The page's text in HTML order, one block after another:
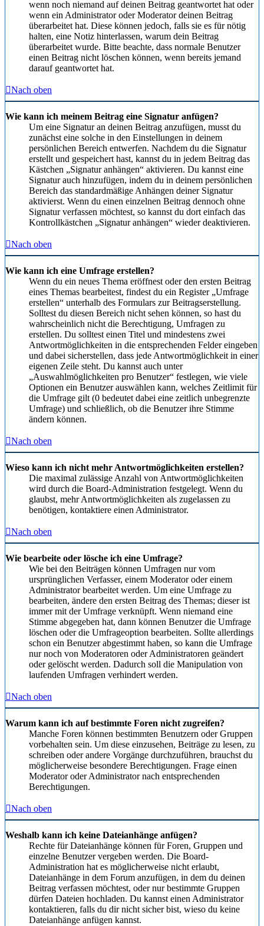
wenn noch niemand auf deinen Beitrag geantwortet hat oder
wenn ein Administrator oder Moderator deinen Beitrag
überarbeitet hat. Diese können jedoch, falls sie es für nötig
halten, eine Notiz hinterlassen, warum dein Beitrag
überarbeitet wurde. Bitte beachte, dass normale Benutzer
einen Beitrag nicht löschen können, wenn bereits jemand
darauf geantwortet hat.
Nach oben
Wie kann ich meinem Beitrag eine Signatur anfügen?
Um eine Signatur an deinen Beitrag anzufügen, musst du
zunächst eine solche in den Einstellungen in deinem
persönlichen Bereich entwerfen. Nachdem du die Signatur
erstellt und gespeichert hast, kannst du in jedem Beitrag das
Kästchen „Signatur anhängen“ aktivieren. Du kannst eine
Signatur auch hinzufügen, indem du in deinem persönlichen
Bereich das standardmäßige Anhängen deiner Signatur
aktivierst. Wenn du einen einzelnen Beitrag dennoch ohne
Signatur verfassen möchtest, so kannst du dort einfach das
Kontrollkästchen „Signatur anhängen“ wieder deaktivieren.
Nach oben
Wie kann ich eine Umfrage erstellen?
Wenn du ein neues Thema eröffnest oder den ersten Beitrag
eines Themas bearbeitest, findest du ein Register „Umfrage
erstellen“ unterhalb des Formulars zur Beitragserstellung.
Solltest du diesen Bereich nicht sehen können, so hast du
wahrscheinlich nicht die Berechtigung, Umfragen zu
erstellen. Du solltest einen Titel und mindestens zwei
Antwortmöglichkeiten in die entsprechenden Felder eingeben
und dabei sicherstellen, dass jede Antwortmöglichkeit in einer
eigenen Zeile steht. Du kannst auch unter
„Auswahlmöglichkeiten pro Benutzer“ festlegen, wie viele
Optionen ein Benutzer auswählen kann, welches Zeitlimit für
die Umfrage gilt (0 bedeutet dabei eine zeitlich unbegrenzte
Umfrage) und schließlich, ob die Benutzer ihre Stimme
ändern können.
Nach oben
Wieso kann ich nicht mehr Antwortmöglichkeiten erstellen?
Die maximal zulässige Anzahl von Antwortmöglichkeiten
wird durch die Board-Administration festgelegt. Wenn du
glaubst, mehr Antwortmöglichkeiten als zugelassen zu
benötigen, kontaktiere einen Administrator.
Nach oben
Wie bearbeite oder lösche ich eine Umfrage?
Wie bei den Beiträgen können Umfragen nur vom
ursprünglichen Verfasser, einem Moderator oder einem
Administrator bearbeitet werden. Um eine Umfrage zu
bearbeiten, ändere den ersten Beitrag des Themas; dieser ist
immer mit der Umfrage verknüpft. Wenn niemand eine
Stimme abgegeben hat, dann können Benutzer die Umfrage
löschen oder die Umfrageoption bearbeiten. Sollte allerdings
schon ein Benutzer abgestimmt haben, so kann die Umfrage
nur noch von Moderatoren oder Administratoren geändert
oder gelöscht werden. Dadurch soll die Manipulation von
laufenden Umfragen verhindert werden.
Nach oben
Warum kann ich auf bestimmte Foren nicht zugreifen?
Manche Foren können bestimmten Benutzern oder Gruppen
vorbehalten sein. Um diese einzusehen, Beiträge zu lesen, zu
schreiben oder andere Vorgänge durchzuführen, brauchst du
möglicherweise besondere Berechtigungen. Frage einen
Moderator oder Administrator nach entsprechenden
Berechtigungen.
Nach oben
Weshalb kann ich keine Dateianhänge anfügen?
Rechte für Dateianhänge können für Foren, Gruppen und
einzelne Benutzer vergeben werden. Die Board-
Administration hat es möglicherweise nicht erlaubt,
Dateianhänge in dem Forum anzufügen, in dem du deinen
Beitrag verfassen möchtest, oder nur bestimmte Gruppen
dürfen Dateien hochladen. Du kannst einen Administrator
kontaktieren, falls du dir nicht sicher bist, wieso du keine
Dateianhänge anfügen kannst.